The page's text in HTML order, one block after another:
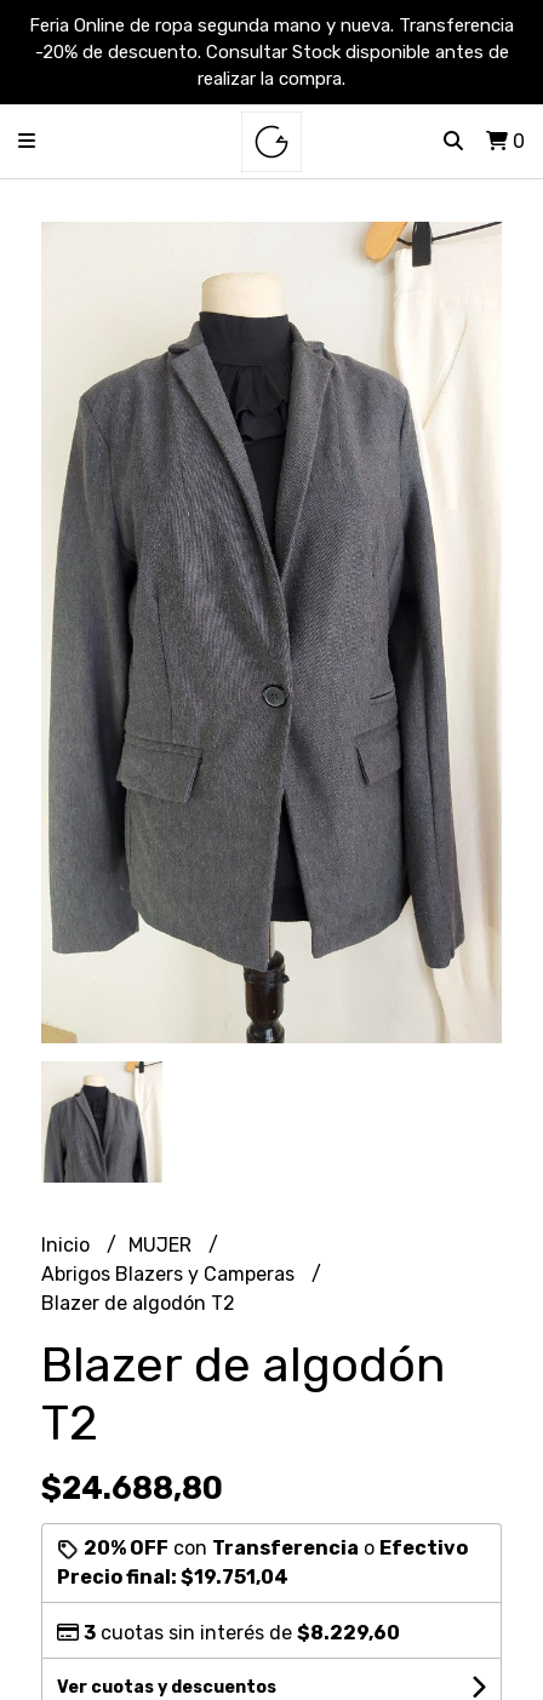
Feria Online de ropa segunda mano y nueva. Transferencia
-20% de descuento. Consultar Stock disponible antes de
realizar la compra.
0
Inicio
MUJER
Abrigos Blazers y Camperas
Blazer de algodón T2
Blazer de algodón
T2
$24.688,80
20% OFF con Transferencia o Efectivo
Precio final: $19.751,04
3cuotas sin interés de $8.229,60
Ver cuotas y descuentos